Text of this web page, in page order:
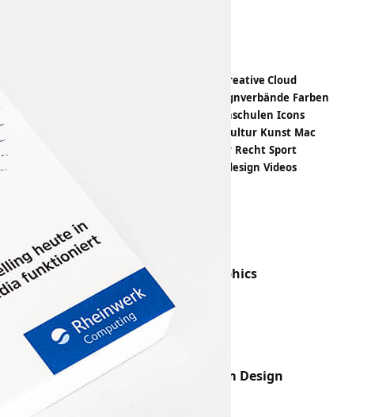
Creative Cloud
Designverbände Farben
Hochschulen Icons
Kultur Kunst Mac
Poster Recht Sport
Typedesign Videos
Bücher über Medien/Kultur
History of Information Graphics
7181 Views
Nicht mein Ding – Gender im Design
10316 Views